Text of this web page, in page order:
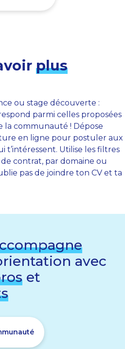
plus
ou stage découverte :
parmi celles proposées
la communauté ! Dépose
en ligne pour postuler aux
t’intéressent. Utilise les filtres
contrat, par domaine ou
pas de joindre ton CV et ta
avec
et